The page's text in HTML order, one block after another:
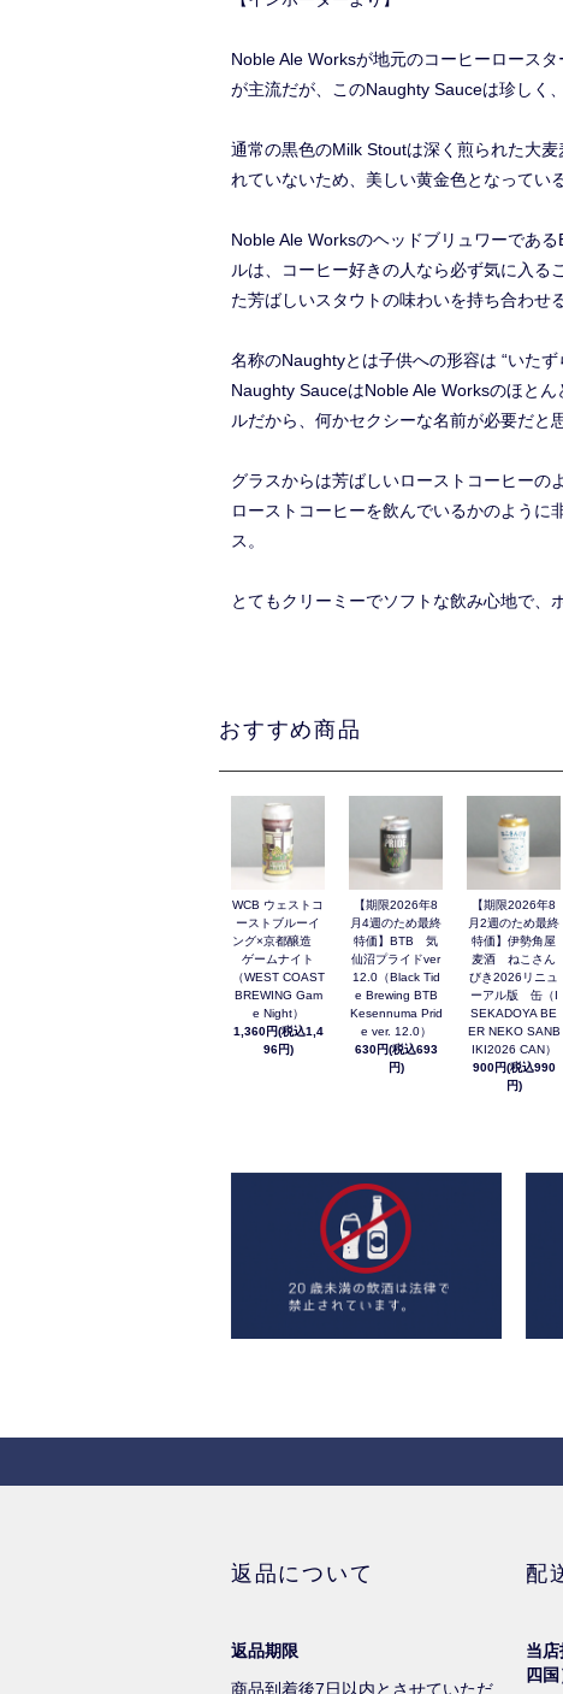
Noble Ale Worksが地元のコーヒーロース
が主流だが、このNaughty Sauceは珍しく
通常の黒色のMilk Stoutは深く煎られた大
れていないため、美しい黄金色となってい
Noble Ale Worksのヘッドブリュワーであ
ルは、コーヒー好きの人なら必ず気に入る
た芳ばしいスタウトの味わいを持ち合わせる
名称のNaughtyとは子供への形容は “いた
Naughty SauceはNoble Ale Worksのほと
ルだから、何かセクシーな名前が必要だと
グラスからは芳ばしいローストコーヒーの
ローストコーヒーを飲んでいるかのように
ス。
とてもクリーミーでソフトな飲み心地で、
おすすめ商品
WCB ウェストコ
ーストブルーイ
ング×京都醸造
ゲームナイト
（WEST COAST
BREWING Gam
e Night）
1,360円(税込1,4
96円)
【期限2026年8
月4週のため最終
特価】BTB 気
仙沼プライドver
12.0（Black Tid
e Brewing BTB
Kesennuma Prid
e ver. 12.0）
630円(税込693
円)
【期限2026年8
月2週のため最終
特価】伊勢角屋
麦酒 ねこさん
びき2026リニュ
ーアル版 缶（I
SEKADOYA BE
ER NEKO SANB
IKI2026 CAN）
900円(税込990
円)
返品について
返品期限
商品到着後7日以内とさせていただ
配
当
四国